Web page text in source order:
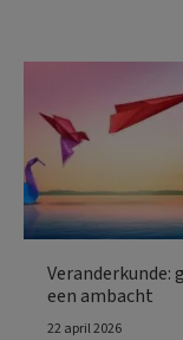
Veranderkunde:
een ambacht
22 april 2026